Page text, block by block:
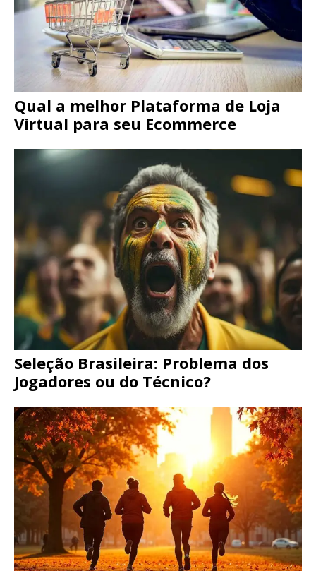
Qual a melhor Plataforma de Loja
Virtual para seu Ecommerce
Seleção Brasileira: Problema dos
Jogadores ou do Técnico?